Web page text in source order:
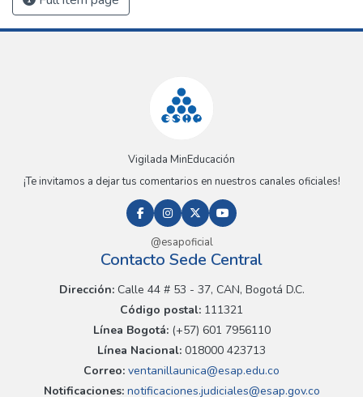
Vigilada MinEducación
¡Te invitamos a dejar tus comentarios en nuestros canales oficiales!
@esapoficial
Contacto Sede Central
Dirección:Calle 44 # 53 - 37, CAN, Bogotá D.C.
Código postal: 111321
Línea Bogotá:(+57) 601 7956110
Línea Nacional: 018000 423713
Correo: ventanillaunica@esap.edu.co
Notificaciones:notificaciones.judiciales@esap.gov.co